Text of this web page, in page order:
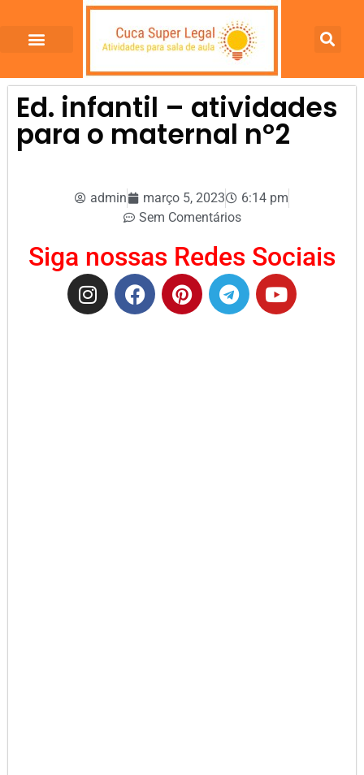
Ed. infantil – atividades
para o maternal nº2
admin março 5, 2023
6:14 pm
Sem Comentários
Siga nossas Redes Sociais